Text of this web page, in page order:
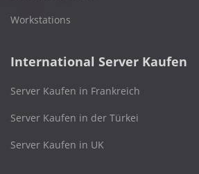
Workstations
International Server Kaufen
Server Kaufen in Frankreich
Server Kaufen in der Türkei
Server Kaufen in UK